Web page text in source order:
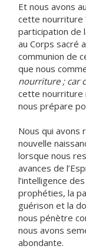
Et nous avons
cette nourriture
participation de
au Corps sacré
communion de
que nous
nourriture ; car
cette nourriture
nous prépare
Nous qui avons
nouvelle
lorsque nous
avances de
l’intelligence
prophéties, la
guérison et la
nous pénètre
nous avons
abondante.